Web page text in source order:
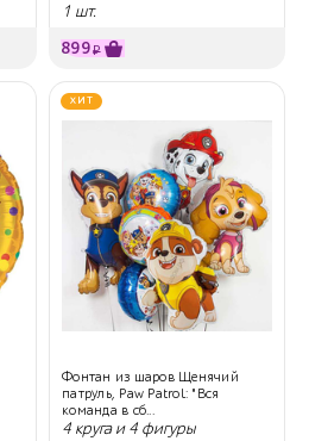
1 шт.
899₽
ХИТ
Фонтан из шаров Щенячий
патруль, Paw Patrol: "Вся
команда в сб...
4 круга и 4 фигуры